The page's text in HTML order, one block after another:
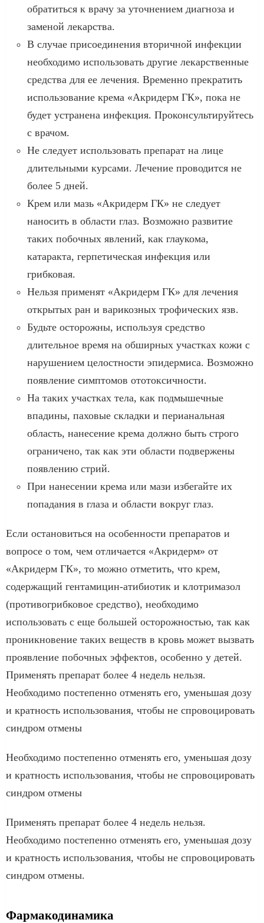
обратиться к врачу за уточнением диагноза и
заменой лекарства.
В случае присоединения вторичной инфекции
необходимо использовать другие лекарственные
средства для ее лечения. Временно прекратить
использование крема «Акридерм ГК», пока не
будет устранена инфекция. Проконсультируйтесь
с врачом.
Не следует использовать препарат на лице
длительными курсами. Лечение проводится не
более 5 дней.
Крем или мазь «Акридерм ГК» не следует
наносить в области глаз. Возможно развитие
таких побочных явлений, как глаукома,
катаракта, герпетическая инфекция или
грибковая.
Нельзя применят «Акридерм ГК» для лечения
открытых ран и варикозных трофических язв.
Будьте осторожны, используя средство
длительное время на обширных участках кожи с
нарушением целостности эпидермиса. Возможно
появление симптомов ототоксичности.
На таких участках тела, как подмышечные
впадины, паховые складки и перианальная
область, нанесение крема должно быть строго
ограничено, так как эти области подвержены
появлению стрий.
При нанесении крема или мази избегайте их
попадания в глаза и области вокруг глаз.
Если остановиться на особенности препаратов и
вопросе о том, чем отличается «Акридерм» от
«Акридерм ГК», то можно отметить, что крем,
содержащий гентамицин-атибиотик и клотримазол
(противогрибковое средство), необходимо
использовать с еще большей осторожностью, так как
проникновение таких веществ в кровь может вызвать
проявление побочных эффектов, особенно у детей.
Применять препарат более 4 недель нельзя.
Необходимо постепенно отменять его, уменьшая дозу
и кратность использования, чтобы не спровоцировать
синдром отмены
Необходимо постепенно отменять его, уменьшая дозу
и кратность использования, чтобы не спровоцировать
синдром отмены
Применять препарат более 4 недель нельзя.
Необходимо постепенно отменять его, уменьшая дозу
и кратность использования, чтобы не спровоцировать
синдром отмены.
Фармакодинамика